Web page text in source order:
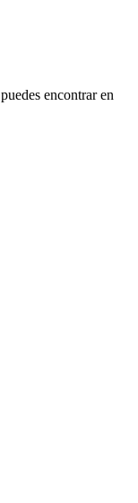
encontrar en